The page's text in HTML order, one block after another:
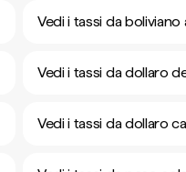
Vedi i tassi da
Vedi i tassi da dollaro
Vedi i tassi da dollaro